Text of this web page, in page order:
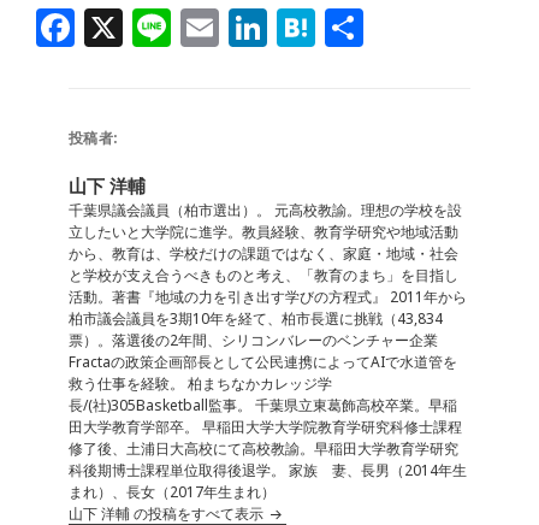
F
e
b
o
o
k
X Li E Li
n
H
投稿者:
山下 洋輔
千葉県議会議員（柏市選出）。 元高校教諭。理想の学校を設
立したいと大学院に進学。教員経験、教育学研究や地域活動
から、教育は、学校だけの課題ではなく、家庭・地域・社会
と学校が支え合うべきものと考え、「教育のまち」を目指し
活動。著書『地域の力を引き出す学びの方程式』 2011年から
柏市議会議員を3期10年を経て、柏市長選に挑戦（43,834
票）。落選後の2年間、シリコンバレーのベンチャー企業
Fractaの政策企画部長として公民連携によってAIで水道管を
救う仕事を経験。 柏まちなかカレッジ学
長/(社)305Basketball監事。 千葉県立東葛飾高校卒業。早稲
田大学教育学部卒。 早稲田大学大学院教育学研究科修士課程
修了後、土浦日大高校にて高校教諭。早稲田大学教育学研究
科後期博士課程単位取得後退学。 家族 妻、長男（2014年生
まれ）、長女（2017年生まれ）
山下 洋輔 の投稿をすべて表示